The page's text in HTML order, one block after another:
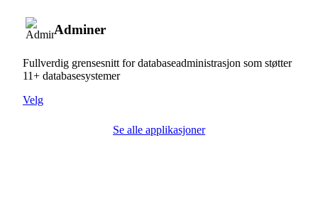
Adminer
Fullverdig grensesnitt for databaseadministrasjon som støtter
11+ databasesystemer
Velg
Se alle applikasjoner